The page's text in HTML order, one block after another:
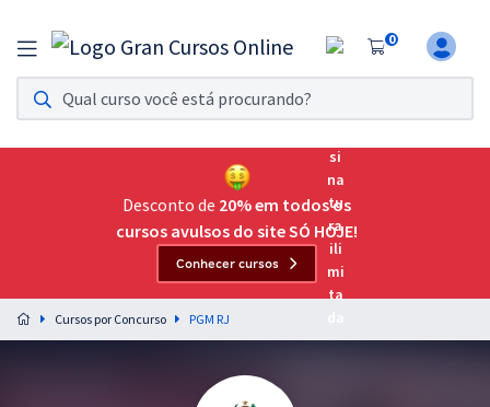
0
Assinatura Ilimitada 11
Acesso a todos os cursos. Teste grátis por 7 dias!
Assinatura OAB Até Passar
Acesso ilimitado a toda preparação para o Exame da
Preparação completa e intensiva para as principais
residências em saúde do Brasil
Desconto de 20% em todos os
cursos avulsos do site SÓ HOJE!
Conhecer cursos
Cursos por Concurso PGM RJ